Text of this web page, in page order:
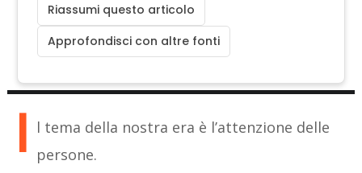
Riassumi questo articolo
Approfondisci con altre fonti
I l tema della nostra era è l’attenzione delle
persone.